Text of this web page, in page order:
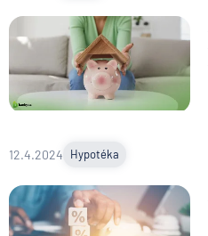
12.4.2024 Hypotéka